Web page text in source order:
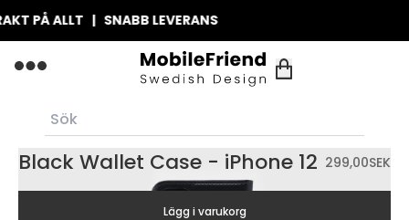
PÅ ALLT | SNABB LEVERANS
Black Wallet Case - iPhone 12 299,00SEK
Lägg i varukorg